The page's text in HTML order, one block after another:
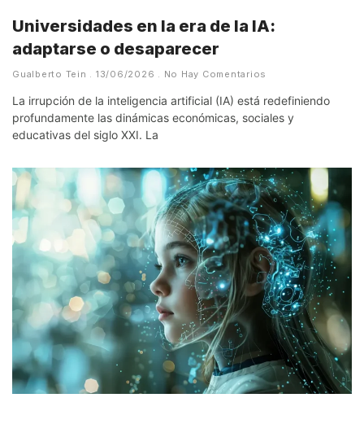
Universidades en la era de la IA:
adaptarse o desaparecer
Gualberto Tein 13/06/2026 No Hay Comentarios
La irrupción de la inteligencia artificial (IA) está redefiniendo
profundamente las dinámicas económicas, sociales y
educativas del siglo XXI. La